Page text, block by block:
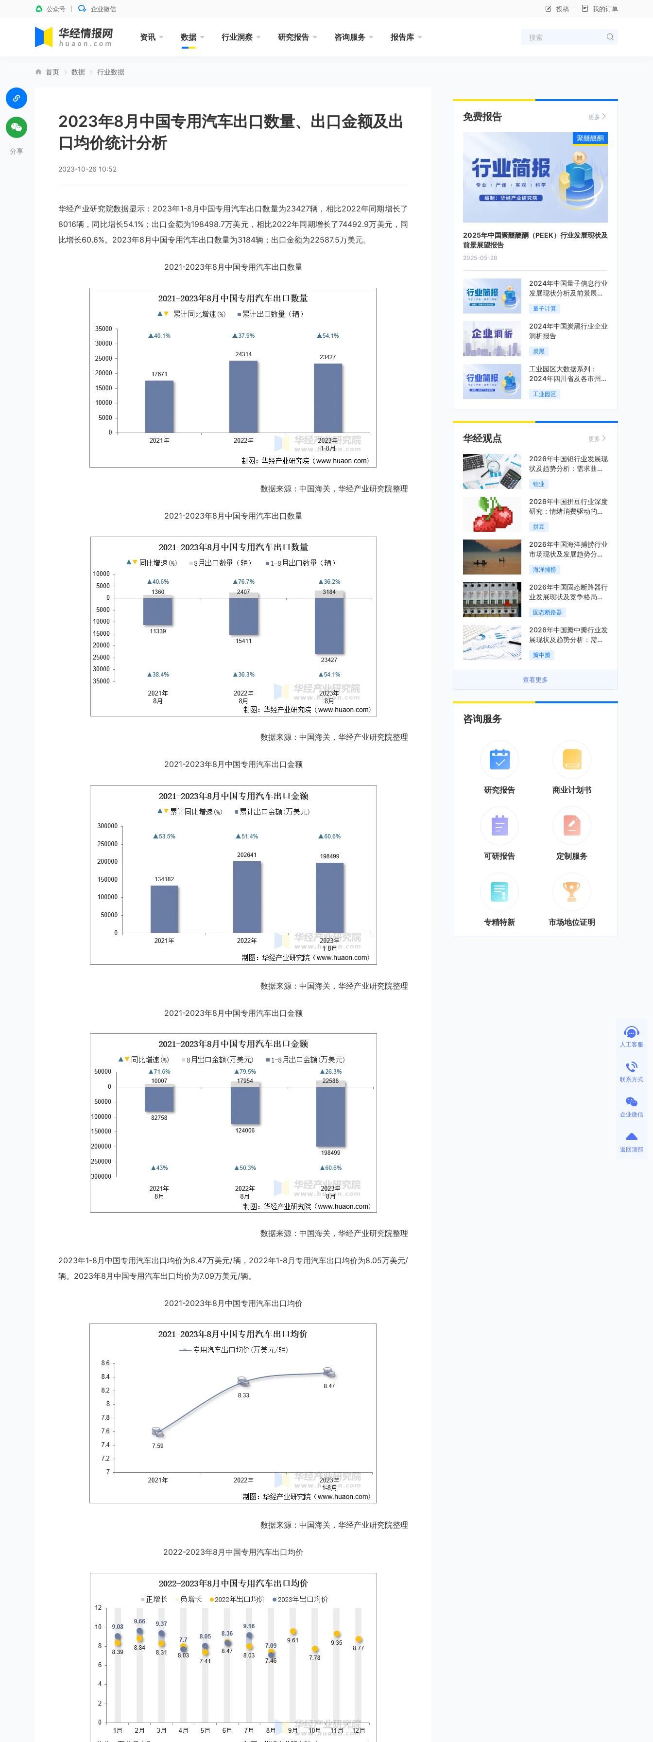
公众号 企业微信 投稿 我的订单
资讯 数据 行业洞察 研究报告 咨询服务 报告库
首页 数据 行业数据
2023年8月中国专用汽车出口数量、出口金额及出
口均价统计分析
2023-10-26 10:52
华经产业研究院数据显示：2023年1-8月中国专用汽车出口数量为23427辆，相比2022年同期增长了
8016辆，同比增长54.1%；出口金额为198498.7万美元，相比2022年同期增长了74492.9万美元，同
比增长60.6%。2023年8月中国专用汽车出口数量为3184辆；出口金额为22587.5万美元。
2021-2023年8月中国专用汽车出口数量
数据来源：中国海关，华经产业研究院整理
2021-2023年8月中国专用汽车出口数量
数据来源：中国海关，华经产业研究院整理
2021-2023年8月中国专用汽车出口金额
数据来源：中国海关，华经产业研究院整理
2021-2023年8月中国专用汽车出口金额
数据来源：中国海关，华经产业研究院整理
2023年1-8月中国专用汽车出口均价为8.47万美元/辆，2022年1-8月专用汽车出口均价为8.05万美元/
辆。2023年8月中国专用汽车出口均价为7.09万美元/辆。
2021-2023年8月中国专用汽车出口均价
数据来源：中国海关，华经产业研究院整理
2022-2023年8月中国专用汽车出口均价
分享
免费报告 更多
2025年中国聚醚醚酮（PEEK）行业发展现状及
前景展望报告
2025-05-28
聚醚醚酮
2024年中国量子信息行业
发展现状分析及前景展望
报告
量子计算
2024年中国炭黑行业企业
洞析报告
炭黑
工业园区大数据系列：
2024年四川省及各市州工
业园区全景洞析报告
工业园区
华经观点 更多
2026年中国钽行业发展现
状及趋势分析：需求曲线
陡峭与供给曲线平缓的博
弈加剧「图」
钽业
2026年中国拼豆行业深度
研究：情绪消费驱动的新
兴手工赛道「图」
拼豆
2026年中国海洋捕捞行业
市场现状及发展趋势分
析：科技赋能与智能化转
型加速「图」
海洋捕捞
2026年中国固态断路器行
业发展现状及竞争格局分
析：国际巨头领跑技术，
国内企业加速追赶「图」
固态断路器
2026年中国瓣中瓣行业发
展现状及趋势分析：需求
可持续释放，市场发展前
景良好「图」
瓣中瓣
查看更多
咨询服务
研究报告 商业计划书
可研报告 定制服务
专精特新 市场地位证明
人工客服
联系方式
企业微信
返回顶部